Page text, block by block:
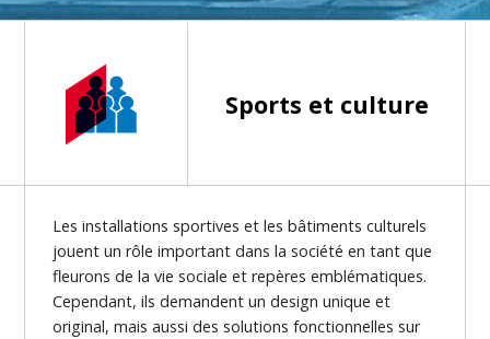
Sports et culture
Les installations sportives et les bâtiments culturels
jouent un rôle important dans la société en tant que
fleurons de la vie sociale et repères emblématiques.
Cependant, ils demandent un design unique et
original, mais aussi des solutions fonctionnelles sur